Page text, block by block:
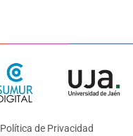
Política de Privacidad